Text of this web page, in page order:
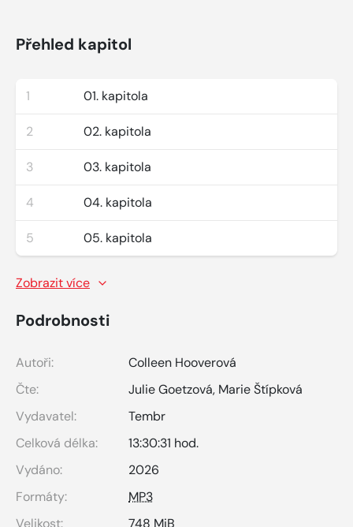
Přehled kapitol
1 01. kapitola
2 02. kapitola
3 03. kapitola
4 04. kapitola
5 05. kapitola
Zobrazit více
Podrobnosti
Autoři:
Colleen Hooverová
Čte:
Julie Goetzová, Marie Štípková
Vydavatel:
Tembr
Celková délka:
13:30:31 hod.
Vydáno:
2026
Formáty:
MP3
Velikost:
748 MiB